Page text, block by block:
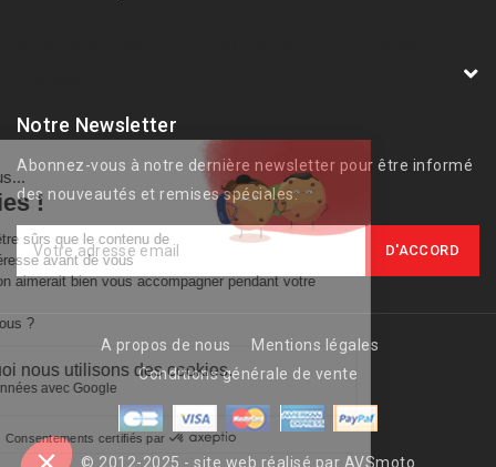
Notre Newsletter
Abonnez-vous à notre dernière newsletter pour être informé
des nouveautés et remises spéciales.
A propos de nous
Mentions légales
Conditions générale de vente
© 2012-2025 - site web réalisé par AVSmoto